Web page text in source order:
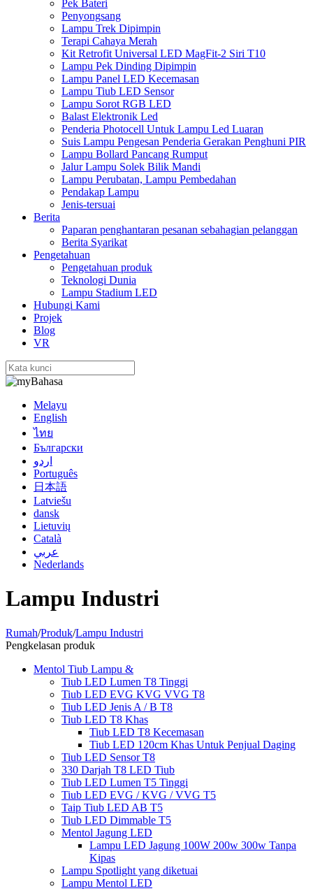
Pek Bateri
Penyongsang
Lampu Trek Dipimpin
Terapi Cahaya Merah
Kit Retrofit Universal LED MagFit-2 Siri T10
Lampu Pek Dinding Dipimpin
Lampu Panel LED Kecemasan
Lampu Tiub LED Sensor
Lampu Sorot RGB LED
Balast Elektronik Led
Penderia Photocell Untuk Lampu Led Luaran
Suis Lampu Pengesan Penderia Gerakan Penghuni PIR
Lampu Bollard Pancang Rumput
Jalur Lampu Solek Bilik Mandi
Lampu Perubatan, Lampu Pembedahan
Pendakap Lampu
Jenis-tersuai
Berita
Paparan penghantaran pesanan sebahagian pelanggan
Berita Syarikat
Pengetahuan
Pengetahuan produk
Teknologi Dunia
Lampu Stadium LED
Hubungi Kami
Projek
Blog
VR
Bahasa
Melayu
English
ไทย
Български
اردو
Português
日本語
Latviešu
dansk
Lietuvių
Català
عربي
Nederlands
Lampu Industri
Rumah/Produk/Lampu Industri
Pengkelasan produk
Mentol Tiub Lampu &
Tiub LED Lumen T8 Tinggi
Tiub LED EVG KVG VVG T8
Tiub LED Jenis A / B T8
Tiub LED T8 Khas
Tiub LED T8 Kecemasan
Tiub LED 120cm Khas Untuk Penjual Daging
Tiub LED Sensor T8
330 Darjah T8 LED Tiub
Tiub LED Lumen T5 Tinggi
Tiub LED EVG / KVG / VVG T5
Taip Tiub LED AB T5
Tiub LED Dimmable T5
Mentol Jagung LED
Lampu LED Jagung 100W 200w 300w Tanpa
Kipas
Lampu Spotlight yang diketuai
Lampu Mentol LED